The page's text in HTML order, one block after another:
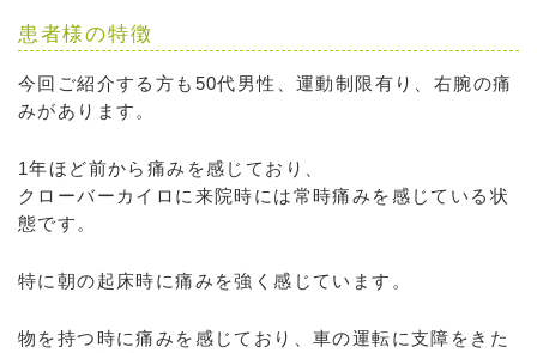
患者様の特徴
今回ご紹介する方も50代男性、運動制限有り、右腕の痛
みがあります。
1年ほど前から痛みを感じており、
クローバーカイロに来院時には常時痛みを感じている状
態です。
特に朝の起床時に痛みを強く感じています。
物を持つ時に痛みを感じており、車の運転に支障をきた